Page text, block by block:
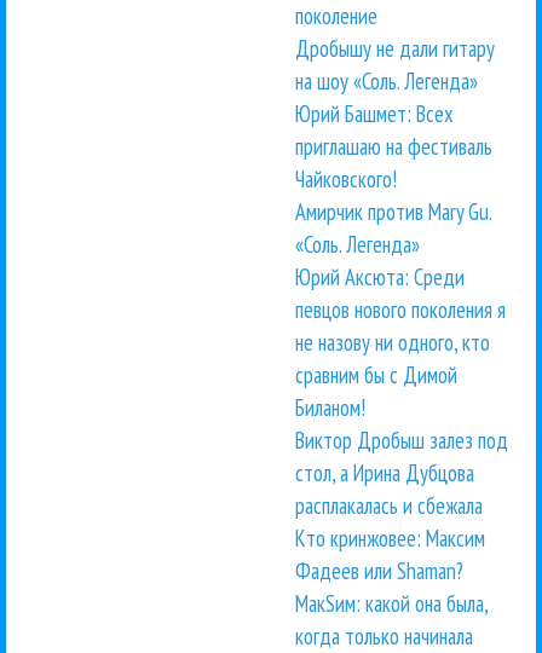
поколение
Дробышу не дали гитару
на шоу «Соль. Легенда»
Юрий Башмет: Всех
приглашаю на фестиваль
Чайковского!
Амирчик против Mary Gu.
«Соль. Легенда»
Юрий Аксюта: Среди
певцов нового поколения я
не назову ни одного, кто
сравним бы с Димой
Биланом!
Виктор Дробыш залез под
стол, а Ирина Дубцова
расплакалась и сбежала
Кто кринжовее: Максим
Фадеев или Shaman?
МакSим: какой она была,
когда только начинала